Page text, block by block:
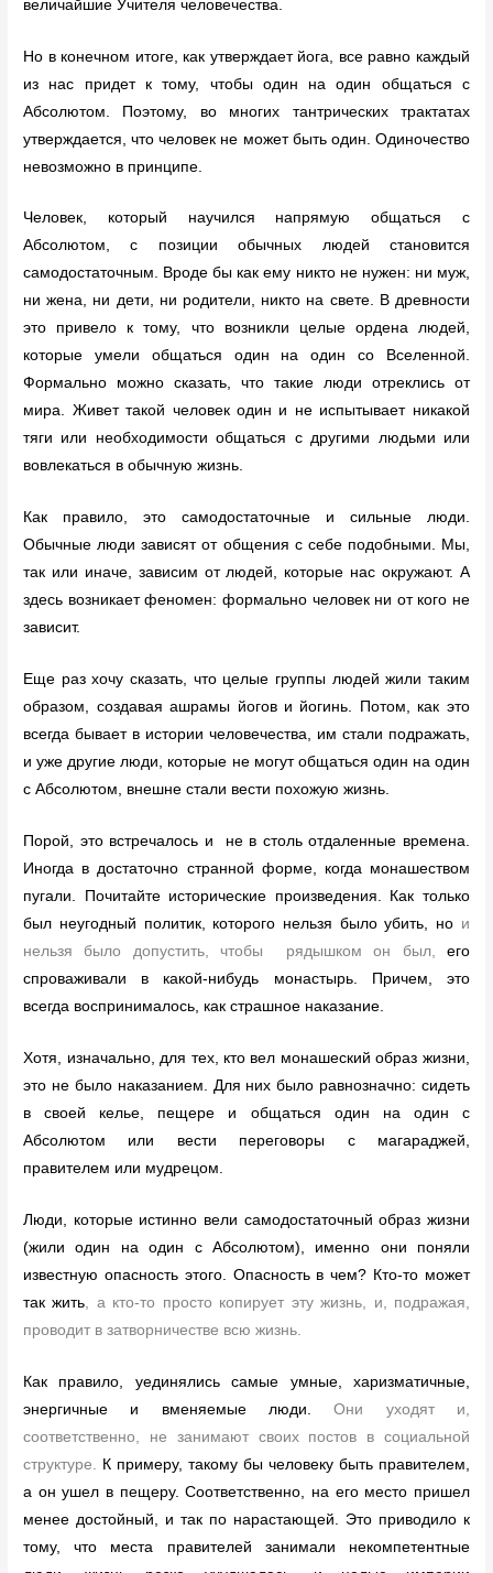
величайшие Учителя человечества.
Но в конечном итоге, как утверждает йога, все равно каждый
из нас придет к тому, чтобы один на один общаться с
Абсолютом. Поэтому, во многих тантрических трактатах
утверждается, что человек не может быть один. Одиночество
невозможно в принципе.
Человек, который научился напрямую общаться с
Абсолютом, с позиции обычных людей становится
самодостаточным. Вроде бы как ему никто не нужен: ни муж,
ни жена, ни дети, ни родители, никто на свете. В древности
это привело к тому, что возникли целые ордена людей,
которые умели общаться один на один со Вселенной.
Формально можно сказать, что такие люди отреклись от
мира. Живет такой человек один и не испытывает никакой
тяги или необходимости общаться с другими людьми или
вовлекаться в обычную жизнь.
Как правило, это самодостаточные и сильные люди.
Обычные люди зависят от общения с себе подобными. Мы,
так или иначе, зависим от людей, которые нас окружают. А
здесь возникает феномен: формально человек ни от кого не
зависит.
Еще раз хочу сказать, что целые группы людей жили таким
образом, создавая ашрамы йогов и йогинь. Потом, как это
всегда бывает в истории человечества, им стали подражать,
и уже другие люди, которые не могут общаться один на один
с Абсолютом, внешне стали вести похожую жизнь.
Порой, это встречалось и не в столь отдаленные времена.
Иногда в достаточно странной форме, когда монашеством
пугали. Почитайте исторические произведения. Как только
был неугодный политик, которого нельзя было убить, но и
нельзя было допустить, чтобы рядышком он был, его
спроваживали в какой-нибудь монастырь. Причем, это
всегда воспринималось, как страшное наказание.
Хотя, изначально, для тех, кто вел монашеский образ жизни,
это не было наказанием. Для них было равнозначно: сидеть
в своей келье, пещере и общаться один на один с
Абсолютом или вести переговоры с магараджей,
правителем или мудрецом.
Люди, которые истинно вели самодостаточный образ жизни
(жили один на один с Абсолютом), именно они поняли
известную опасность этого. Опасность в чем? Кто-то может
так жить , а кто-то просто копирует эту жизнь, и, подражая,
проводит в затворничестве всю жизнь.
Как правило, уединялись самые умные, харизматичные,
энергичные и вменяемые люди.Они уходят и,
соответственно, не занимают своих постов в социальной
структуре.
К примеру, такому бы человеку быть правителем,
а он ушел в пещеру. Соответственно, на его место пришел
менее достойный, и так по нарастающей. Это приводило к
тому, что места правителей занимали некомпетентные